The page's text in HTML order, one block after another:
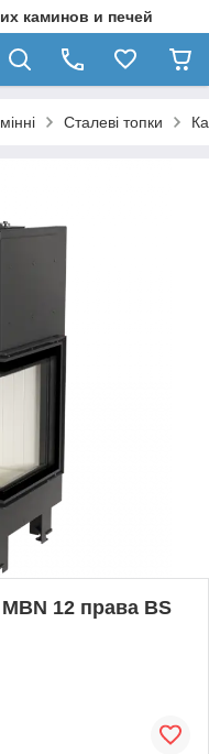
каминов и печей
Сталеві топки
12 права BS